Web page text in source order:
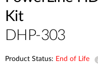
Kit
DHP-303
Product Status: End of Life